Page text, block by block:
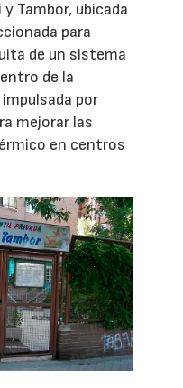
Tambor, ubicada
para
de un sistema
de la
por
mejorar las
en centros